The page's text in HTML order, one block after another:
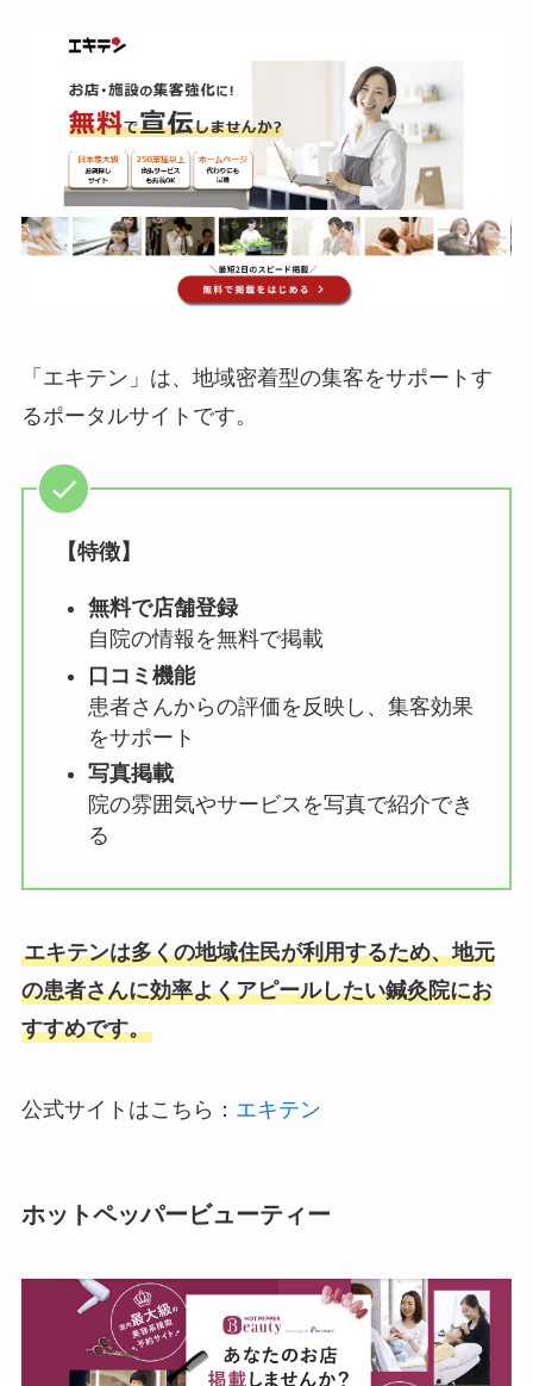
「エキテン」は、地域密着型の集客をサポートす
るポータルサイトです。
【特徴】
無料で店舗登録
自院の情報を無料で掲載
口コミ機能
患者さんからの評価を反映し、集客効果
をサポート
写真掲載
院の雰囲気やサービスを写真で紹介でき
る
エキテンは多くの地域住民が利用するため、地元
の患者さんに効率よくアピールしたい鍼灸院にお
すすめです。
公式サイトはこちら： エキテン
ホットペッパービューティー